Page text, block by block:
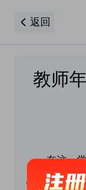
返回
教师
在这一学
个明显的飞